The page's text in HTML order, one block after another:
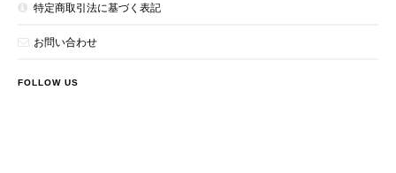
特定商取引法に基づく表記
お問い合わせ
FOLLOW US